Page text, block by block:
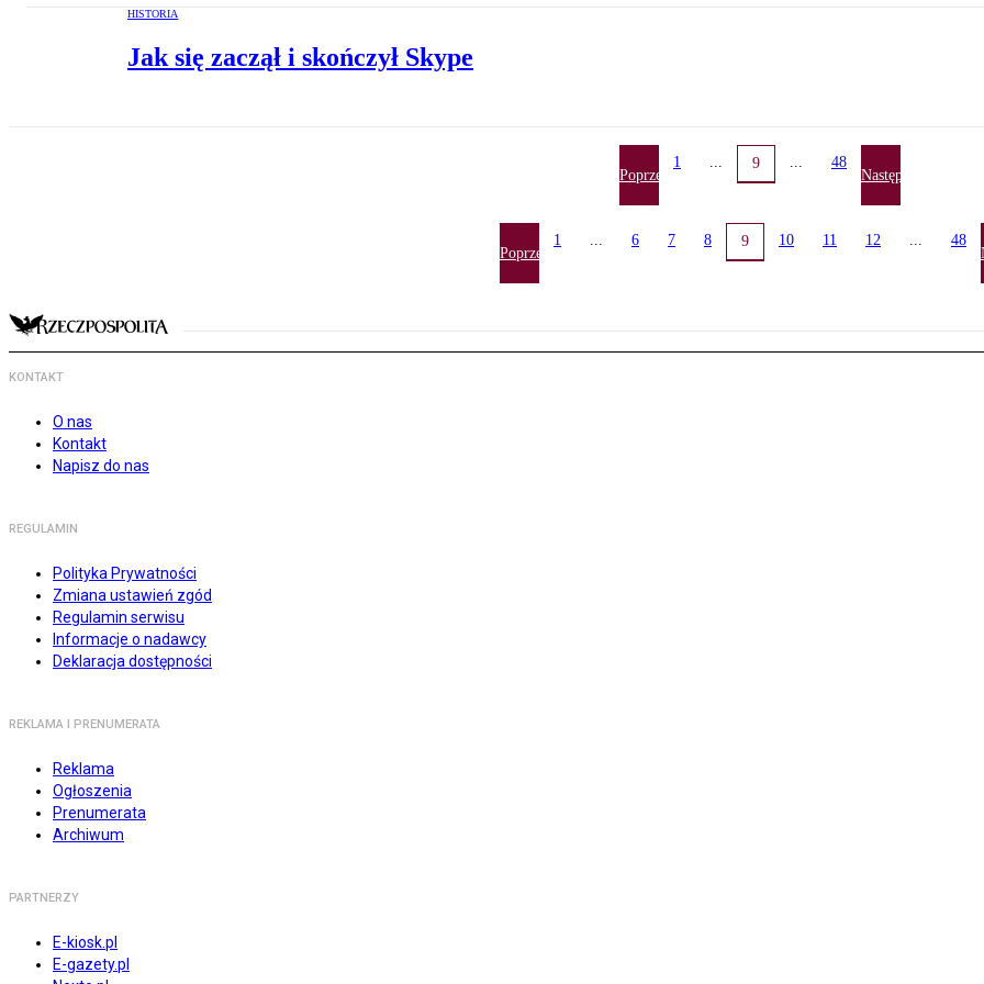
HISTORIA
Jak się zaczął i skończył Skype
Poprzednia
1 ... 9 ... 48
Następna
Poprzednia
1 ... 6 7 8 9 10 11 12 ... 48
KONTAKT
O nas
Kontakt
Napisz do nas
REGULAMIN
Polityka Prywatności
Zmiana ustawień zgód
Regulamin serwisu
Informacje o nadawcy
Deklaracja dostępności
REKLAMA I PRENUMERATA
Reklama
Ogłoszenia
Prenumerata
Archiwum
PARTNERZY
E-kiosk.pl
E-gazety.pl